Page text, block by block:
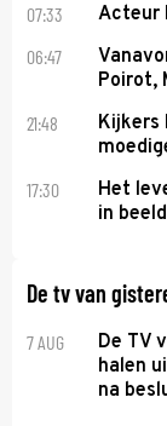
07:33 Acteur
06:47
Poirot,
21:48
Kijkers
17:30
Het
in beeld
De tv van
7 AUG
De TV
halen
na